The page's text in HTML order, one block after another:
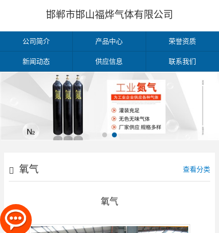
邯郸市邯山福烨气体有限公司
公司简介 产品中心 荣誉资质
新闻动态 供应信息 联系我们
氧气 查看分类
氧气